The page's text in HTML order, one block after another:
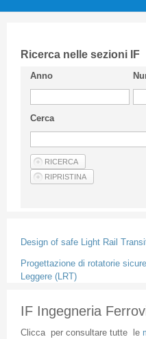
CIFI in breve
Linee Guida
Privacy Policy
Articoli
Ricerca nelle sezioni IF
Anno
Cerca
Design of safe Light Rail
Progettazione di rotatorie
Leggere (LRT)
IF Ingegneria
Cliccaper consultare tuttele